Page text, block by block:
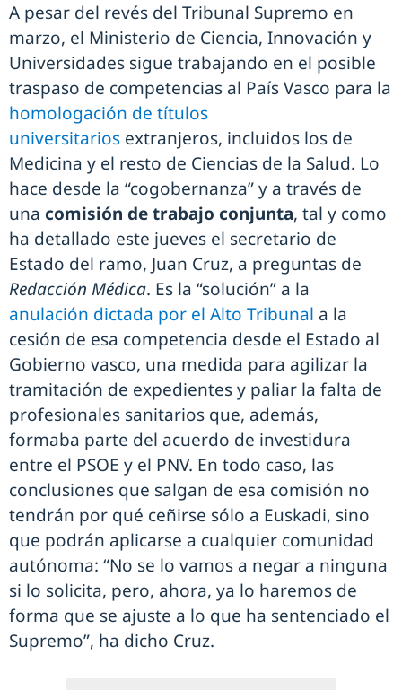
A pesar del revés del Tribunal Supremo en
marzo, el Ministerio de Ciencia, Innovación y
Universidades sigue trabajando en el posible
traspaso de competencias al País Vasco para la
homologación de títulos
universitarios extranjeros, incluidos los de
Medicina y el resto de Ciencias de la Salud. Lo
hace desde la “cogobernanza” y a través de
una comisión de trabajo conjunta, tal y como
ha detallado este jueves el secretario de
Estado del ramo, Juan Cruz, a preguntas de
Redacción Médica. Es la “solución” a la
anulación dictada por el Alto Tribunal a la
cesión de esa competencia desde el Estado al
Gobierno vasco, una medida para agilizar la
tramitación de expedientes y paliar la falta de
profesionales sanitarios que, además,
formaba parte del acuerdo de investidura
entre el PSOE y el PNV. En todo caso, las
conclusiones que salgan de esa comisión no
tendrán por qué ceñirse sólo a Euskadi, sino
que podrán aplicarse a cualquier comunidad
autónoma: “No se lo vamos a negar a ninguna
si lo solicita, pero, ahora, ya lo haremos de
forma que se ajuste a lo que ha sentenciado el
Supremo”, ha dicho Cruz.